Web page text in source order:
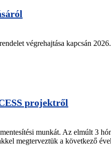
végrehajtása kapcsán
projektről
munkát. Az elmúlt 3
megterveztük a következő